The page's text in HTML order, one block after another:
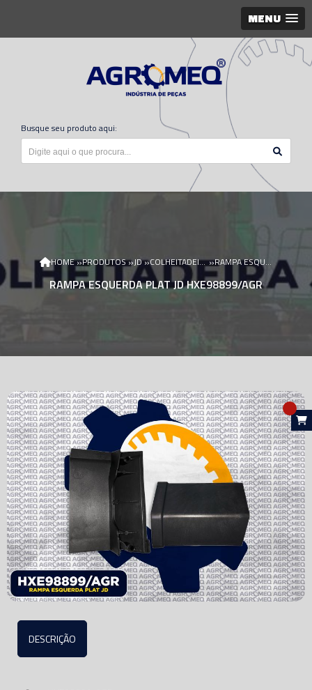
MENU
Busque seu produto aqui:
HOME»PRODUTOS»JD» COLHEITADEIRA JD » RAMPA ESQUERDA PLAT JD HXE98899/AGR
RAMPA ESQUERDA PLAT JD HXE98899/AGR
DESCRIÇÃO